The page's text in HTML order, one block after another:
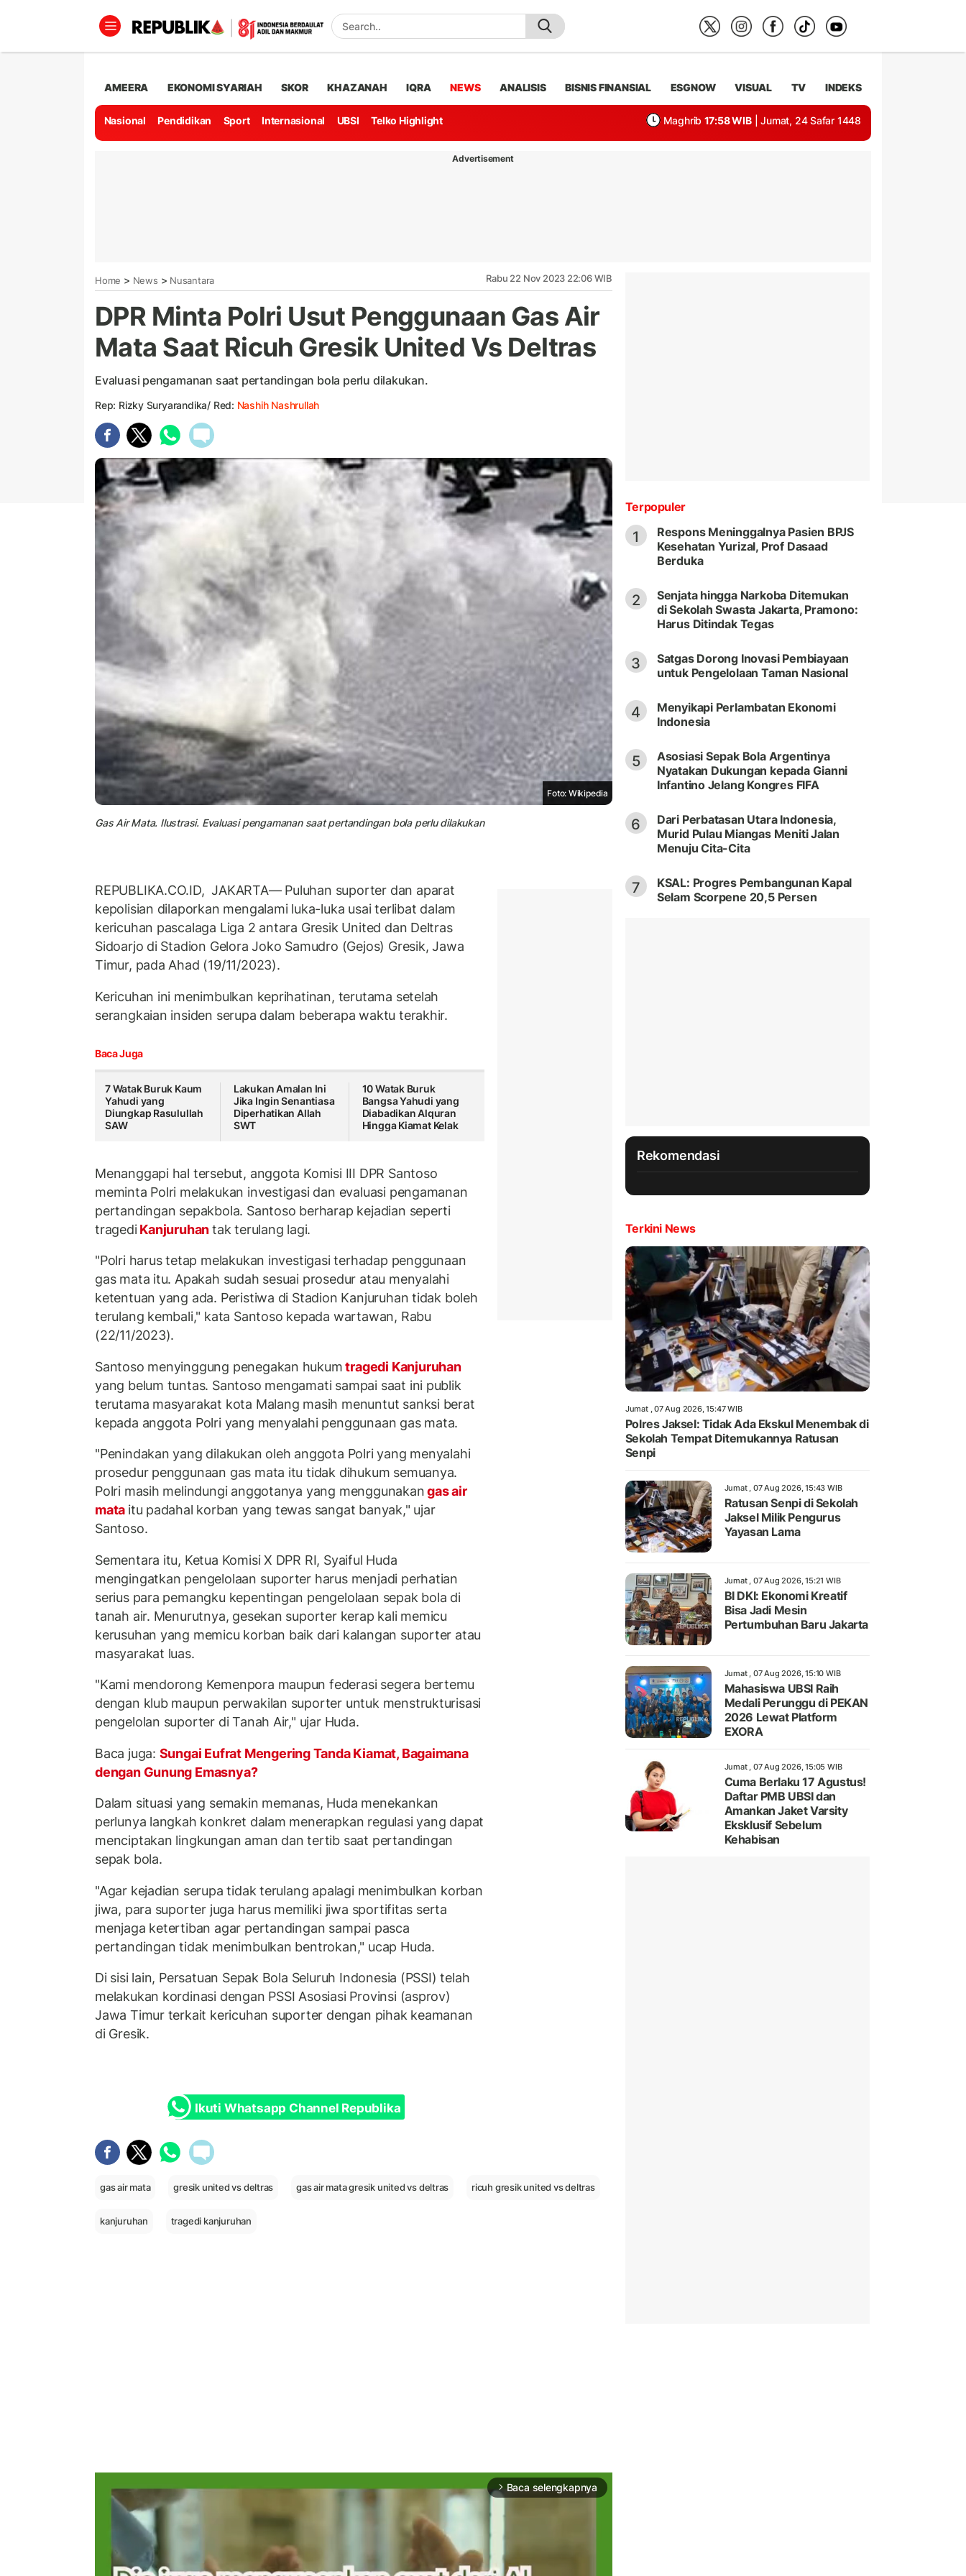
AMEERA EKONOMI SYARIAH SKOR KHAZANAH IQRA NEWS ANALISIS BISNIS FINANSIAL ESGNOW VISUAL TV INDEKS
Nasional Pendidikan Sport Internasional UBSI Telko Highlight Maghrib 17:58 WIB | Jumat, 24 Safar 1448
Advertisement
Home > News > Nusantara Rabu 22 Nov 2023 22:06 WIB
DPR Minta Polri Usut Penggunaan Gas Air
Mata Saat Ricuh Gresik United Vs Deltras
Evaluasi pengamanan saat pertandingan bola perlu dilakukan.
Rep: Rizky Suryarandika/ Red: Nashih Nashrullah
Foto: Wikipedia
Gas Air Mata. Ilustrasi. Evaluasi pengamanan saat pertandingan bola perlu dilakukan
REPUBLIKA.CO.ID, JAKARTA— Puluhan suporter dan aparat
kepolisian dilaporkan mengalami luka-luka usai terlibat dalam
kericuhan pascalaga Liga 2 antara Gresik United dan Deltras
Sidoarjo di Stadion Gelora Joko Samudro (Gejos) Gresik, Jawa
Timur, pada Ahad (19/11/2023).
Kericuhan ini menimbulkan keprihatinan, terutama setelah
serangkaian insiden serupa dalam beberapa waktu terakhir.
Baca Juga
7 Watak Buruk Kaum
Yahudi yang
Diungkap Rasulullah
SAW
Lakukan Amalan Ini
Jika Ingin Senantiasa
Diperhatikan Allah
SWT
10 Watak Buruk
Bangsa Yahudi yang
Diabadikan Alquran
Hingga Kiamat Kelak
Menanggapi hal tersebut, anggota Komisi III DPR Santoso
meminta Polri melakukan investigasi dan evaluasi pengamanan
pertandingan sepakbola. Santoso berharap kejadian seperti
tragediKanjuruhantak terulang lagi.
"Polri harus tetap melakukan investigasi terhadap penggunaan
gas mata itu. Apakah sudah sesuai prosedur atau menyalahi
ketentuan yang ada. Peristiwa di Stadion Kanjuruhan tidak boleh
terulang kembali," kata Santoso kepada wartawan, Rabu
(22/11/2023).
Santoso menyinggung penegakan hukumtragedi Kanjuruhan
yang belum tuntas. Santoso mengamati sampai saat ini publik
terutama masyarakat kota Malang masih menuntut sanksi berat
kepada anggota Polri yang menyalahi penggunaan gas mata.
"Penindakan yang dilakukan oleh anggota Polri yang menyalahi
prosedur penggunaan gas mata itu tidak dihukum semuanya.
Polri masih melindungi anggotanya yang menggunakangas air
mata itu padahal korban yang tewas sangat banyak," ujar
Santoso.
Sementara itu, Ketua Komisi X DPR RI, Syaiful Huda
mengingatkan pengelolaan suporter harus menjadi perhatian
serius para pemangku kepentingan pengelolaan sepak bola di
tanah air. Menurutnya, gesekan suporter kerap kali memicu
kerusuhan yang memicu korban baik dari kalangan suporter atau
masyarakat luas.
"Kami mendorong Kemenpora maupun federasi segera bertemu
dengan klub maupun perwakilan suporter untuk menstrukturisasi
pengelolan suporter di Tanah Air," ujar Huda.
Baca juga: Sungai Eufrat Mengering Tanda Kiamat, Bagaimana
dengan Gunung Emasnya?
Dalam situasi yang semakin memanas, Huda menekankan
perlunya langkah konkret dalam menerapkan regulasi yang dapat
menciptakan lingkungan aman dan tertib saat pertandingan
sepak bola.
"Agar kejadian serupa tidak terulang apalagi menimbulkan korban
jiwa, para suporter juga harus memiliki jiwa sportifitas serta
menjaga ketertiban agar pertandingan sampai pasca
pertandingan tidak menimbulkan bentrokan," ucap Huda.
Di sisi lain, Persatuan Sepak Bola Seluruh Indonesia (PSSI) telah
melakukan kordinasi dengan PSSI Asosiasi Provinsi (asprov)
Jawa Timur terkait kericuhan suporter dengan pihak keamanan
di Gresik.
Ikuti Whatsapp Channel Republika
gas air mata gresik united vs deltras gas air mata gresik united vs deltras ricuh gresik united vs deltras
kanjuruhan tragedi kanjuruhan
arrow_forward_ios Baca selengkapnya
Terpopuler
1
Respons Meninggalnya Pasien BPJS
Kesehatan Yurizal, Prof Dasaad
Berduka
2
Senjata hingga Narkoba Ditemukan
di Sekolah Swasta Jakarta, Pramono:
Harus Ditindak Tegas
3
Satgas Dorong Inovasi Pembiayaan
untuk Pengelolaan Taman Nasional
4
Menyikapi Perlambatan Ekonomi
Indonesia
5
Asosiasi Sepak Bola Argentinya
Nyatakan Dukungan kepada Gianni
Infantino Jelang Kongres FIFA
6
Dari Perbatasan Utara Indonesia,
Murid Pulau Miangas Meniti Jalan
Menuju Cita-Cita
7
KSAL: Progres Pembangunan Kapal
Selam Scorpene 20,5 Persen
Rekomendasi
Terkini News
Jumat , 07 Aug 2026, 15:47 WIB
Polres Jaksel: Tidak Ada Ekskul Menembak di
Sekolah Tempat Ditemukannya Ratusan
Senpi
Jumat , 07 Aug 2026, 15:43 WIB
Ratusan Senpi di Sekolah
Jaksel Milik Pengurus
Yayasan Lama
Jumat , 07 Aug 2026, 15:21 WIB
BI DKI: Ekonomi Kreatif
Bisa Jadi Mesin
Pertumbuhan Baru Jakarta
Jumat , 07 Aug 2026, 15:10 WIB
Mahasiswa UBSI Raih
Medali Perunggu di PEKAN
2026 Lewat Platform
EXORA
Jumat , 07 Aug 2026, 15:05 WIB
Cuma Berlaku 17 Agustus!
Daftar PMB UBSI dan
Amankan Jaket Varsity
Eksklusif Sebelum
Kehabisan